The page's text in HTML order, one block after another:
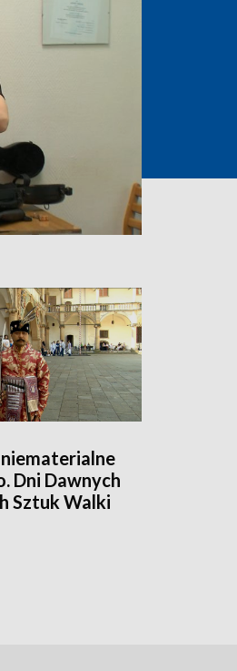
Dni Dawnych
Sztuk Walki